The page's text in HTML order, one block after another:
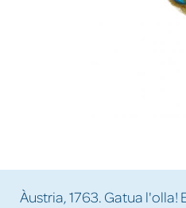
Àustria, 1763. Gatua l'olla!